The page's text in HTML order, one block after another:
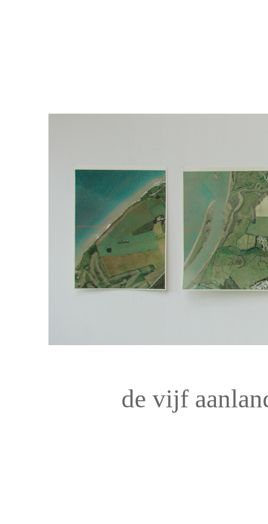
de vijf